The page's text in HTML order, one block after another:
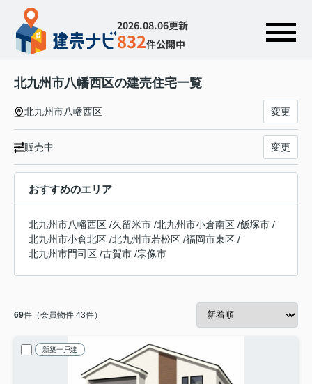
2026.08.06更新
832件公開中
北九州市八幡西区の建売住宅一覧
北九州市八幡西区 変更
販売中 変更
おすすめのエリア
北九州市八幡西区 /久留米市 /北九州市小倉南区 /飯塚市 /
北九州市小倉北区 /北九州市若松区 /福岡市東区 /
北九州市門司区 /古賀市 /宗像市
69件（会員物件 43件）
新築一戸建